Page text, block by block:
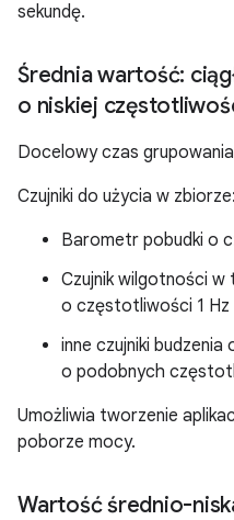
sekundę.
Średnia wartość:
o niskiej
Docelowy czas
Czujniki do użycia w zbiorze:
Barometr pobudki o
Czujnik wilgotności w
o częstotliwości 1 Hz
inne czujniki
o podobnych
Umożliwia tworzenie
poborze mocy.
Wartość średnio-